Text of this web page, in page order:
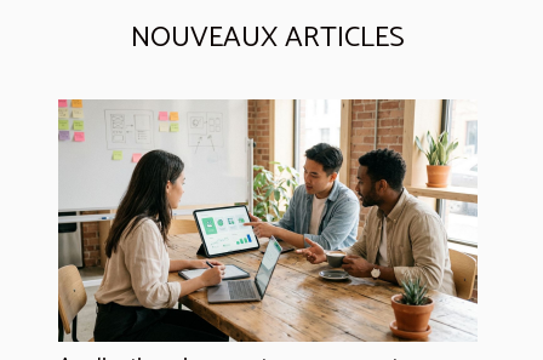
NOUVEAUX ARTICLES